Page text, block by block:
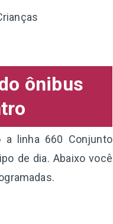
ônibus
a linha 660 Conjunto
de dia. Abaixo você